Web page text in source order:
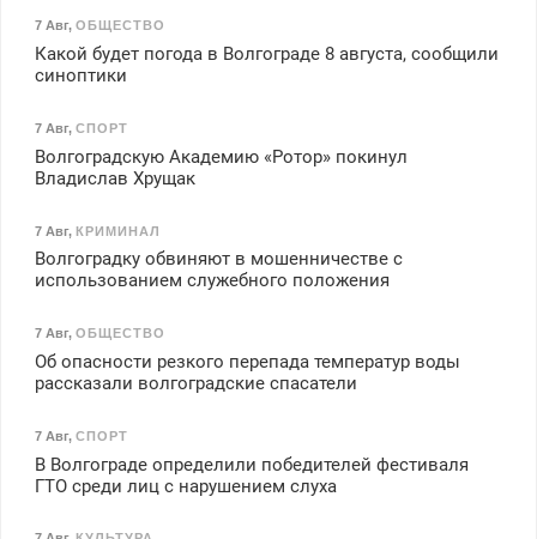
7 Авг, ОБЩЕСТВО
Какой будет погода в Волгограде 8 августа, сообщили
синоптики
7 Авг, СПОРТ
Волгоградскую Академию «Ротор» покинул
Владислав Хрущак
7 Авг, КРИМИНАЛ
Волгоградку обвиняют в мошенничестве с
использованием служебного положения
7 Авг, ОБЩЕСТВО
Об опасности резкого перепада температур воды
рассказали волгоградские спасатели
7 Авг, СПОРТ
В Волгограде определили победителей фестиваля
ГТО среди лиц с нарушением слуха